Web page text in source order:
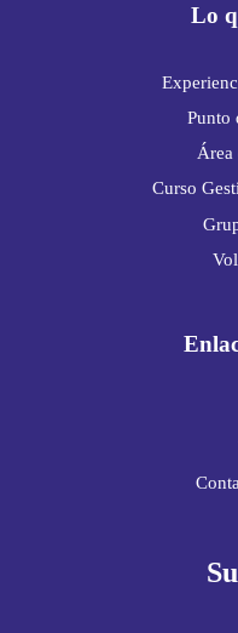
Lo
Punto
Área
Curso